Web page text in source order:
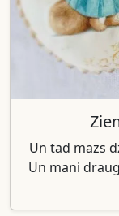
Un tad mazs
Un mani